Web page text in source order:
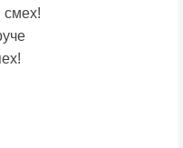
смех!